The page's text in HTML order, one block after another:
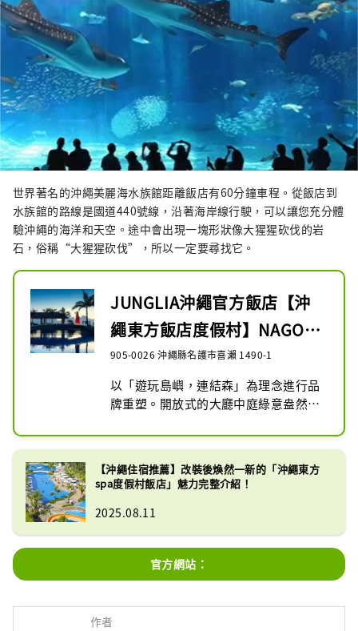
世界著名的沖繩美麗海水族館距離飯店有60分鐘車程。從飯店到
水族館的路線是國道440號線，沿著海岸線行駛，可以讓您充分體
驗沖繩的海洋和天空。途中會出現一塊形狀像大猩猩砍伐的岩
石，俗稱“大猩猩砍伐”，所以一定要尋找它。
JUNGLIA沖繩官方飯店【沖
繩東方飯店度假村】NAGO度
假飯店
905-0026 沖繩縣名護市喜瀨 1490-1
以「遊玩島嶼，連結森」為理念進行品
牌重塑。開放式的大廳中庭綠意盎然，
超過44平方米，面向大海的山丘上170
度假村及水療中心是沖繩Junglia的飯
【沖繩住宿推薦】改裝後煥然一新的「沖繩東方
spa度假村飯店」魅力完整介紹！
2025.08.11
官方網站：
作者